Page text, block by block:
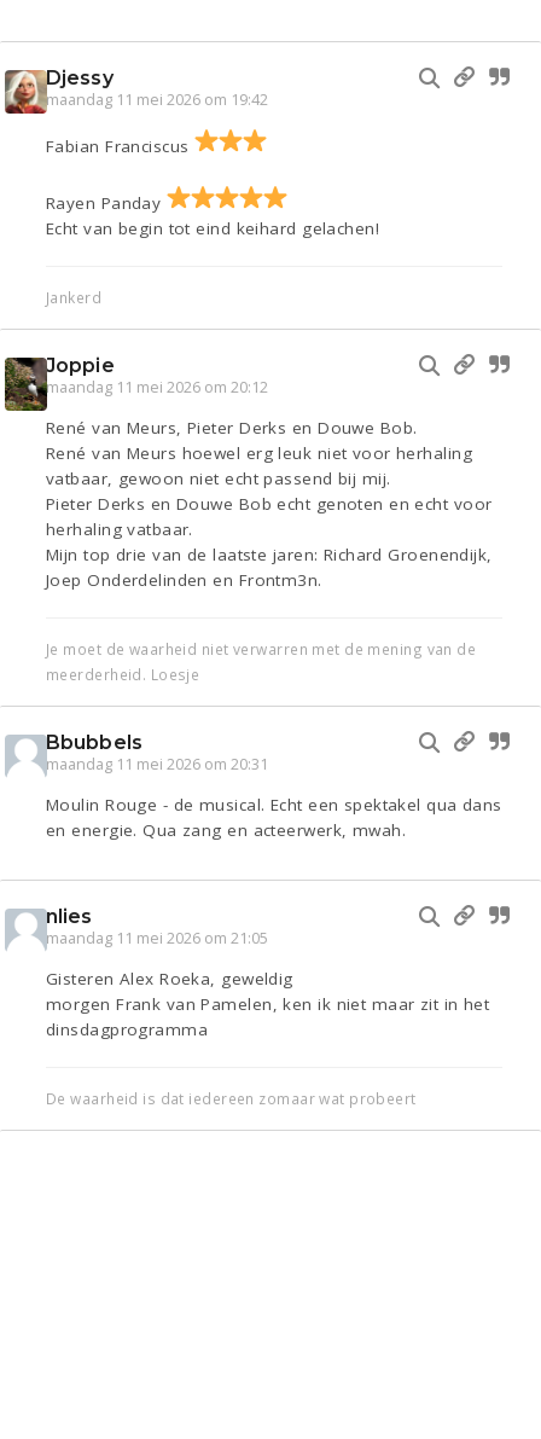
Djessy
maandag 11 mei 2026 om 19:42
Fabian Franciscus
Rayen Panday
Echt van begin tot eind keihard gelachen!
Jankerd
Joppie
maandag 11 mei 2026 om 20:12
René van Meurs, Pieter Derks en Douwe Bob.
René van Meurs hoewel erg leuk niet voor herhaling
vatbaar, gewoon niet echt passend bij mij.
Pieter Derks en Douwe Bob echt genoten en echt voor
herhaling vatbaar.
Mijn top drie van de laatste jaren: Richard Groenendijk,
Joep Onderdelinden en Frontm3n.
Je moet de waarheid niet verwarren met de mening van de
meerderheid. Loesje
Bbubbels
maandag 11 mei 2026 om 20:31
Moulin Rouge - de musical. Echt een spektakel qua dans
en energie. Qua zang en acteerwerk, mwah.
nlies
maandag 11 mei 2026 om 21:05
Gisteren Alex Roeka, geweldig
morgen Frank van Pamelen, ken ik niet maar zit in het
dinsdagprogramma
De waarheid is dat iedereen zomaar wat probeert